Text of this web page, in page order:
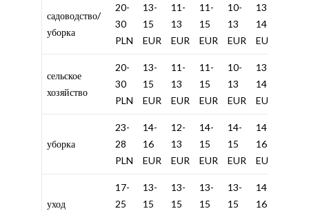
садоводство/
уборка
20-
30
PLN
13-
15
EUR
11-
13
EUR
11-
15
EUR
10-
13
EUR
13-
14
EUR
сельское
хозяйство
20-
30
PLN
13-
15
EUR
11-
13
EUR
11-
15
EUR
10-
13
EUR
13-
14
EUR
уборка
23-
28
PLN
14-
16
EUR
12-
13
EUR
14-
15
EUR
14-
15
EUR
14-
16
EUR
уход
17-
25
13-
15
13-
15
13-
15
13-
15
14-
16